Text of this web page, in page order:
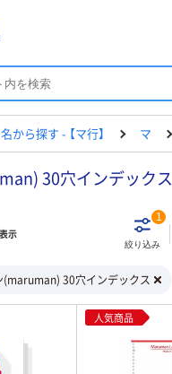
から探す - 【マ行】 マ
30穴インデックス
示
絞り込み
1
(maruman) 30穴インデックス
人気商品